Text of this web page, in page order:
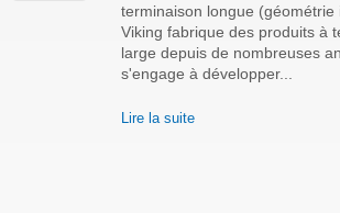
terminaison longue (géométrie
Viking fabrique des produits à
large depuis de nombreuses
s'engage à développer...
Lire la suite